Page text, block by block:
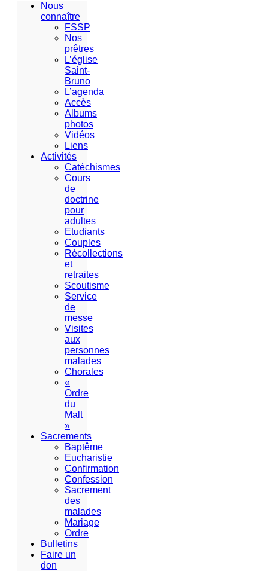
Nous
connaître
FSSP
Nos
prêtres
L’église
Saint-
Bruno
L’agenda
Accès
Albums
photos
Vidéos
Liens
Activités
Catéchismes
Cours
de
doctrine
pour
adultes
Etudiants
Couples
Récollections
et
retraites
Scoutisme
Service
de
messe
Visites
aux
personnes
malades
Chorales
«
Ordre
du
Malt
»
Sacrements
Baptême
Eucharistie
Confirmation
Confession
Sacrement
des
malades
Mariage
Ordre
Bulletins
Faire un
don